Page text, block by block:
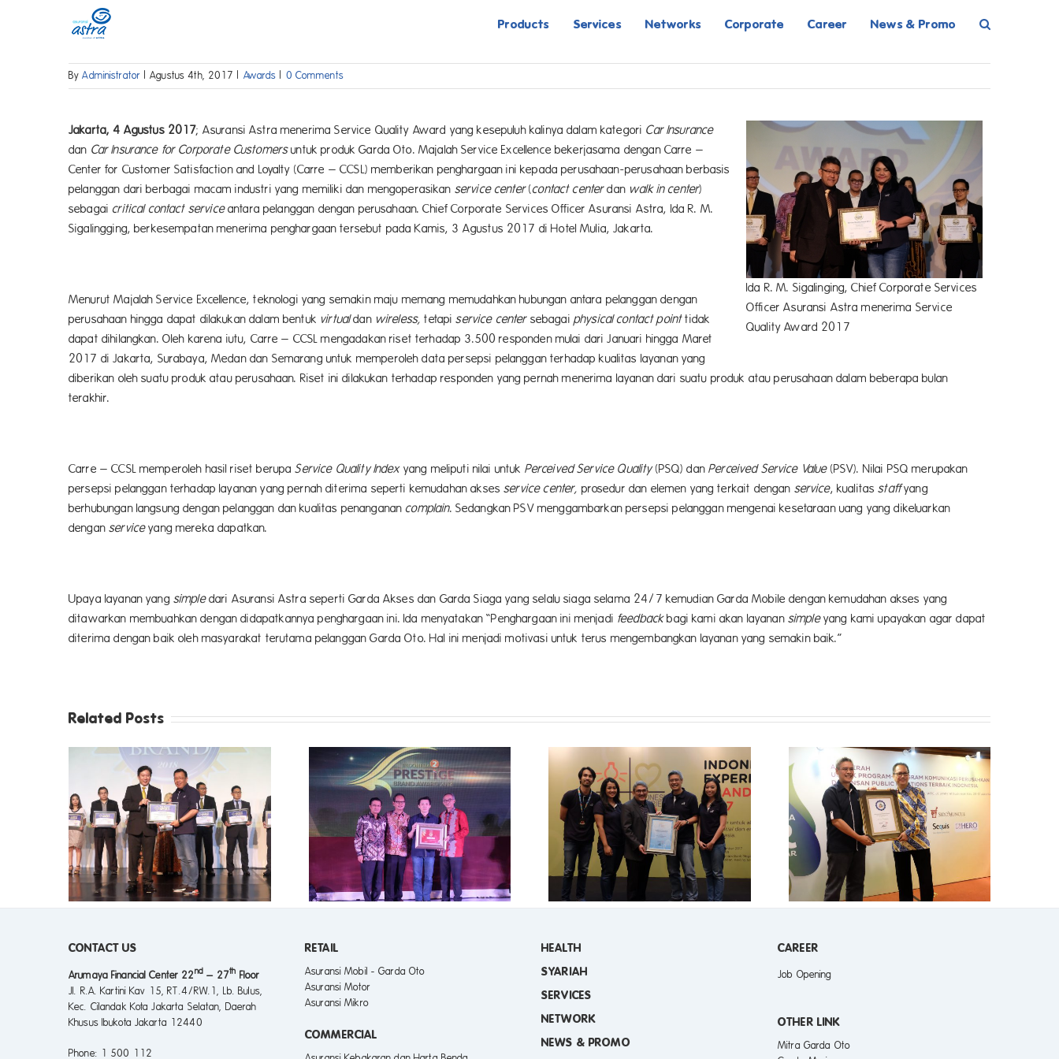
Products Services Networks Corporate Career News & Promo
ByAdministrator | Agustus 4th, 2017 | Awards | 0 Comments
Ida R. M. Sigalinging, Chief Corporate Services
Officer Asuransi Astra menerima Service
Quality Award 2017
Jakarta, 4 Agustus 2017; Asuransi Astra menerima Service Quality Award yang kesepuluh kalinya dalam kategori Car Insurance
dan Car Insurance for Corporate Customersuntuk produk Garda Oto. Majalah Service Excellence bekerjasama dengan Carre –
Center for Customer Satisfaction and Loyalty (Carre – CCSL) memberikan penghargaan ini kepada perusahaan-perusahaan berbasis
pelanggan dari berbagai macam industri yang memiliki dan mengoperasikan service center(contact centerdanwalk in center)
sebagai critical contact serviceantara pelanggan dengan perusahaan. Chief Corporate Services Officer Asuransi Astra, Ida R. M.
Sigalingging, berkesempatan menerima penghargaan tersebut pada Kamis, 3 Agustus 2017 di Hotel Mulia, Jakarta.
Menurut Majalah Service Excellence, teknologi yang semakin maju memang memudahkan hubungan antara pelanggan dengan
perusahaan hingga dapat dilakukan dalam bentuk virtualdan wireless,tetapiservice centersebagai physical contact pointtidak
dapat dihilangkan. Oleh karena iutu, Carre – CCSL mengadakan riset terhadap 3.500 responden mulai dari Januari hingga Maret
2017 di Jakarta, Surabaya, Medan dan Semarang untuk memperoleh data persepsi pelanggan terhadap kualitas layanan yang
diberikan oleh suatu produk atau perusahaan. Riset ini dilakukan terhadap responden yang pernah menerima layanan dari suatu produk atau perusahaan dalam beberapa bulan
terakhir.
Carre – CCSL memperoleh hasil riset berupaService Quality Indexyang meliputi nilai untuk Perceived Service Quality(PSQ) danPerceived Service Value (PSV). Nilai PSQ merupakan
persepsi pelanggan terhadap layanan yang pernah diterima seperti kemudahan aksesservice center, prosedur dan elemen yang terkait dengan service, kualitasstaffyang
berhubungan langsung dengan pelanggan dan kualitas penanganan complain. Sedangkan PSV menggambarkan persepsi pelanggan mengenai kesetaraan uang yang dikeluarkan
denganserviceyang mereka dapatkan.
Upaya layanan yang simpledari Asuransi Astra seperti Garda Akses dan Garda Siaga yang selalu siaga selama 24/7 kemudian Garda Mobile dengan kemudahan akses yang
ditawarkan membuahkan dengan didapatkannya penghargaan ini. Ida menyatakan “Penghargaan ini menjadi feedbackbagi kami akan layanan simpleyang kami upayakan agar dapat
diterima dengan baik oleh masyarakat terutama pelanggan Garda Oto. Hal ini menjadi motivasi untuk terus mengembangkan layanan yang semakin baik.”
Related Posts
INOVASI DIGITALISASI
ASURANSI ASTRA SABET
TIGA PENGHARGAAN
SEKALIGUS
DUKUNGAN WARGANET
ANTARKAN
#BERKAHSENYUM SEBAGAI
INDONESIA MOST
EXPERIENTIAL BRAND
ACTIVATION 2017
ASURANSI ASTRA SABET
PENGHARGAAN TERBAIK
BIDANG PUBLIC RELATIONS
CONTACT US
Arumaya Financial Center 22nd– 27th Floor
Jl. R.A. Kartini Kav 15, RT.4/RW.1, Lb. Bulus,
Kec. Cilandak Kota Jakarta Selatan, Daerah
Khusus Ibukota Jakarta 12440
Phone: 1 500 112
RETAIL
Asuransi Mobil - Garda Oto
Asuransi Motor
Asuransi Mikro
COMMERCIAL
HEALTH
SYARIAH
SERVICES
NETWORK
NEWS & PROMO
CAREER
Job Opening
OTHER LINK
Mitra Garda Oto